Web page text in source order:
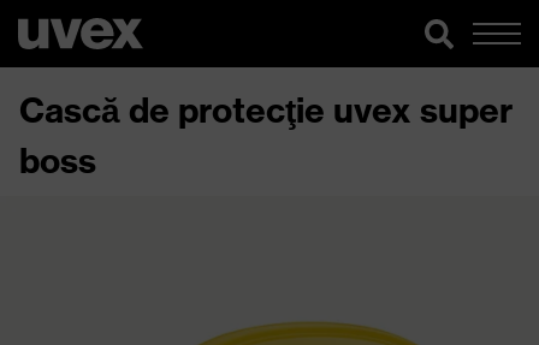
Cască de protecţie uvex super
boss